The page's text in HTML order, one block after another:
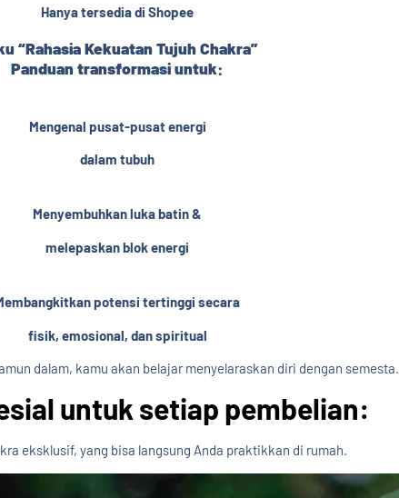
Hanya tersedia di Shopee
“Rahasia Kekuatan Tujuh Chakra”
Panduan transformasi untuk:
Mengenal pusat-pusat energi
dalam tubuh
Menyembuhkan luka batin &
melepaskan blok energi​
potensi tertinggi secara
fisik, emosional, dan spiritual​
dalam, kamu akan belajar menyelaraskan diri dengan semesta.
untuk setiap pembelian:
eksklusif, yang bisa langsung Anda praktikkan di rumah.